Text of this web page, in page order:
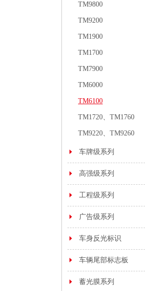
TM9800
TM9200
TM1900
TM1700
TM7900
TM6000
TM6100
TM1720、TM1760
TM9220、TM9260
车牌级系列
高强级系列
工程级系列
广告级系列
车身反光标识
车辆尾部标志板
蓄光膜系列